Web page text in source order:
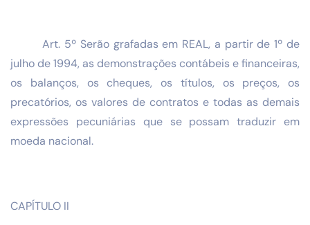
Art. 5º Serão grafadas em REAL, a partir de 1º de
julho de 1994, as demonstrações contábeis e financeiras,
os balanços, os cheques, os títulos, os preços, os
precatórios, os valores de contratos e todas as demais
expressões pecuniárias que se possam traduzir em
moeda nacional.
CAPÍTULO II